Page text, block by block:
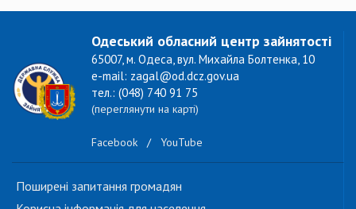
Одеський обласний центр зайнятості
65007, м. Одеса, вул. Михайла Болтенка, 10
e-mail: zagal@od.dcz.gov.ua
тел.: (048) 740 91 75
(переглянути на карті)
Facebook / YouTube
Поширені запитання громадян